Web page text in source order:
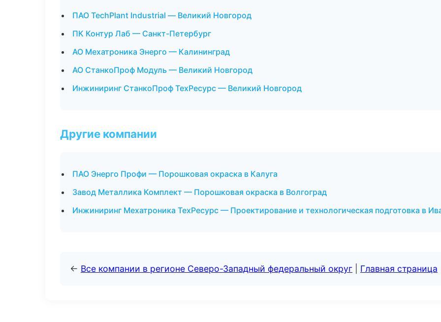
ПАО TechPlant Industrial — Великий Новгород
ПК Контур Лаб — Санкт-Петербург
АО Мехатроника Энерго — Калининград
АО СтанкоПроф Модуль — Великий Новгород
Инжиниринг СтанкоПроф ТехРесурс — Великий Новгород
Другие компании
ПАО Энерго Профи — Порошковая окраска в Калуга
Завод Металлика Комплект — Порошковая окраска в Волгоград
Инжиниринг Мехатроника ТехРесурс — Проектирование и технологическая подготовка в
← Все компании в регионе Северо-Западный федеральный округ Главная страница